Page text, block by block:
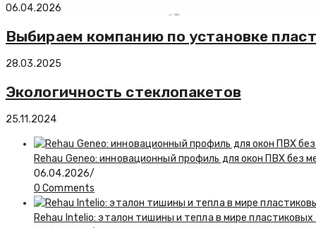
06.04.2026
Выбираем компанию по установке
28.03.2025
Экологичность стеклопакетов
25.11.2024
Rehau Geneo: инновационный профиль для окон ПВХ без
06.04.2026/
0 Comments
Rehau Intelio: эталон тишины и тепла в мире пластиковых